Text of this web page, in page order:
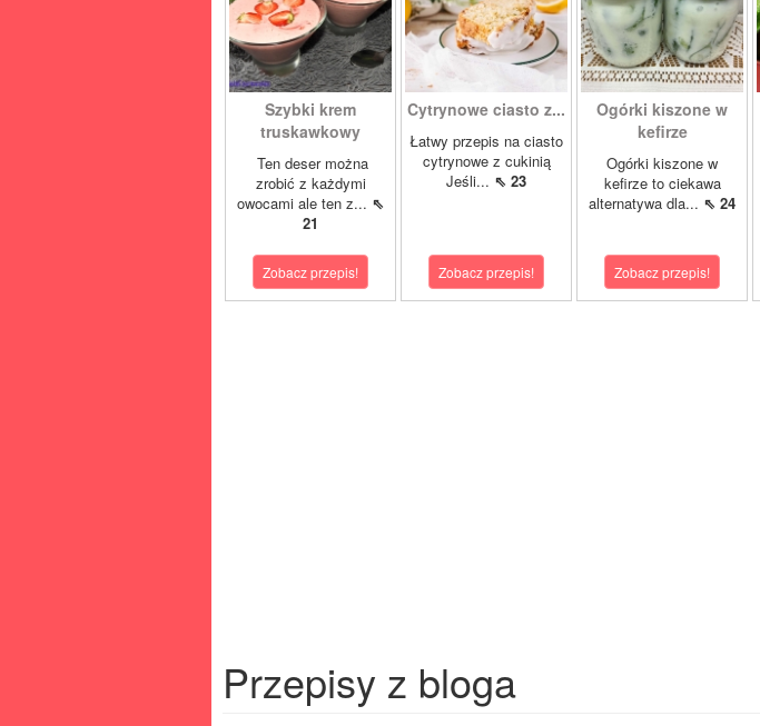
Szybki krem
truskawkowy
Ten deser można
zrobić z każdymi
owocami ale ten z... ⇖
21
Zobacz przepis!
Cytrynowe ciasto z...
Łatwy przepis na ciasto
cytrynowe z cukinią
Jeśli... ⇖ 23
Zobacz przepis!
Ogórki kiszone w
kefirze
Ogórki kiszone w
kefirze to ciekawa
alternatywa dla... ⇖ 24
Zobacz przepis!
Przepisy z bloga